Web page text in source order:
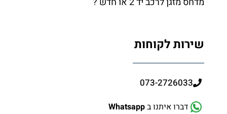
שירות לקוחות
073-2726033
דברו איתנו בWhatsapp